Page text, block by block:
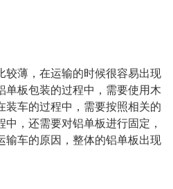
较薄，在运输的时候很容易出现
单板包装的过程中，需要使用木
装车的过程中，需要按照相关的
，还需要对铝单板进行固定，
输车的原因，整体的铝单板出现